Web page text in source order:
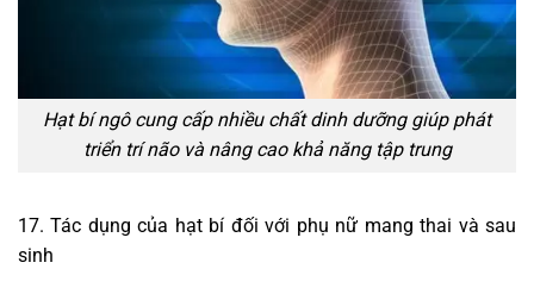
Hạt bí ngô cung cấp nhiều chất dinh dưỡng giúp phát
triển trí não và nâng cao khả năng tập trung
17. Tác dụng của hạt bí đối với phụ nữ mang thai và sau
sinh